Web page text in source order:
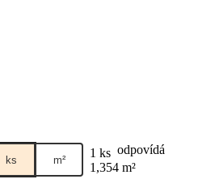
ks m² 1 ks odpovídá
1,354 m²